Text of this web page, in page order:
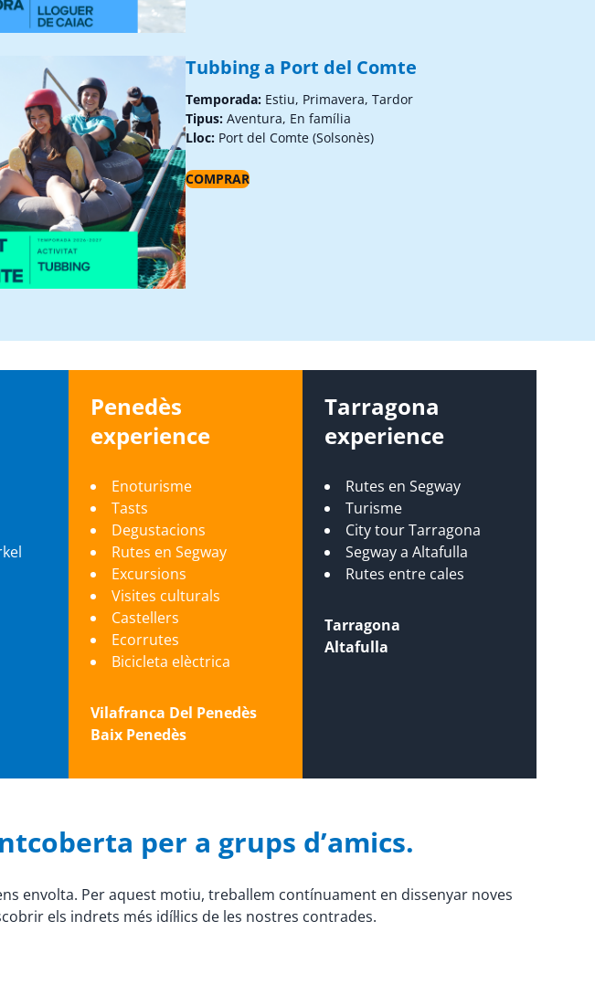
Tubbing a Port del Comte
Temporada: Estiu, Primavera, Tardor
Tipus: Aventura, En família
Lloc: Port del Comte (Solsonès)
COMPRAR
Penedès
experience
Enoturisme
Tasts
Degustacions
Rutes en Segway
Excursions
Visites culturals
Castellers
Ecorrutes
Bicicleta elèctrica
Vilafranca Del Penedès
Baix Penedès
Tarragona
experience
Rutes en Segway
Turisme
City tour Tarragona
Segway a Altafulla
Rutes entre cales
Tarragona
Altafulla
per a grups d’amics.
envolta. Per aquest motiu, treballem contínuament en dissenyar noves
els indrets més idíl·lics de les nostres contrades.